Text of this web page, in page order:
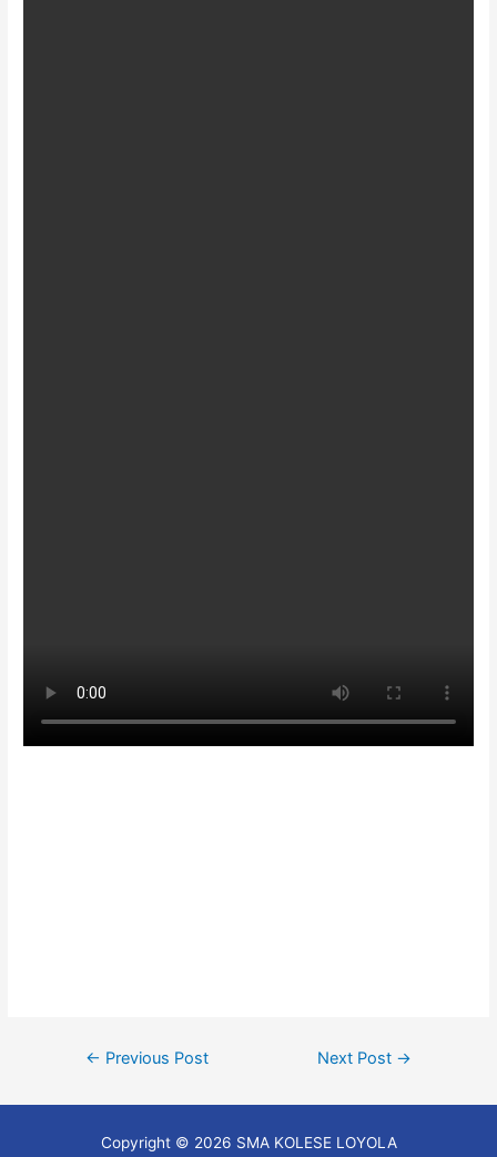
← Previous Post Next Post →
Copyright © 2026 SMA KOLESE LOYOLA